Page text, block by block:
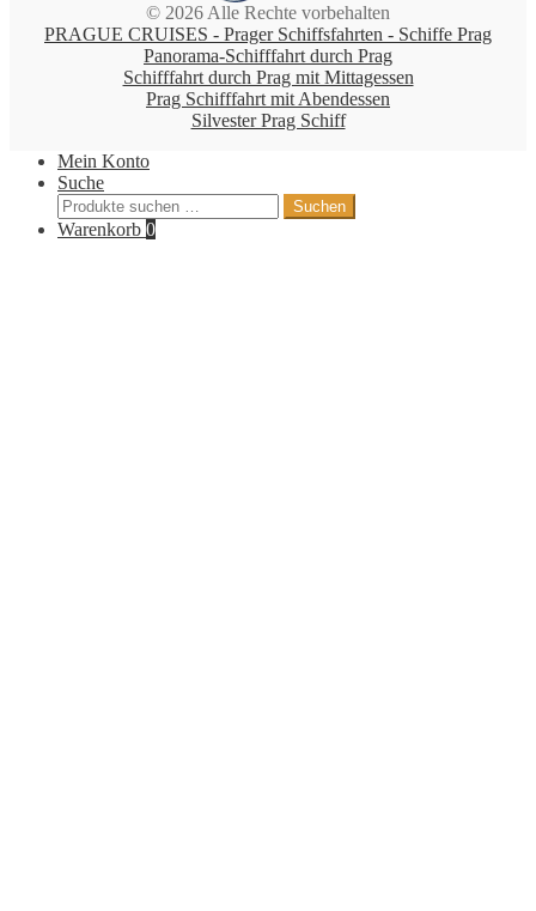
© 2026 Alle Rechte vorbehalten
PRAGUE CRUISES - Prager Schiffsfahrten - Schiffe Prag
Panorama-Schifffahrt durch Prag
Schifffahrt durch Prag mit Mittagessen
Prag Schifffahrt mit Abendessen
Silvester Prag Schiff
Mein Konto
Suche
Suche
nach:
Suchen
Warenkorb 0